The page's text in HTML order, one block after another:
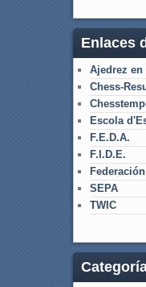
Enlaces
Ajedrez en
Chess-
Escola
F.E.D.A.
F.I.D.E.
SEPA
TWIC